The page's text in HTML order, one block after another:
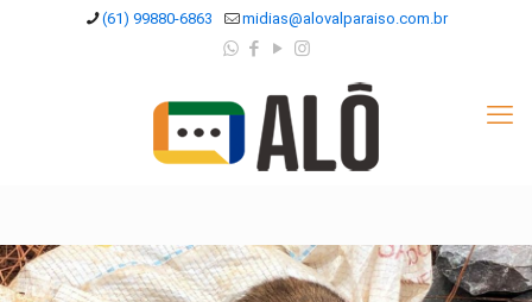
(61) 99880-6863 midias@alovalparaiso.com.br